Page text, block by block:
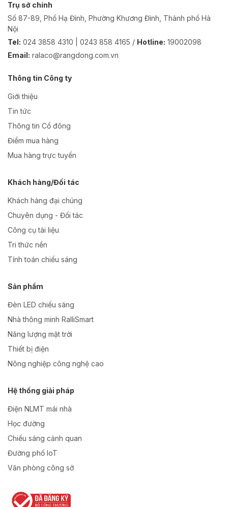
Trụ sở chính
Số 87-89, Phố Hạ Đình, Phường Khương Đình, Thành phố Hà
Nội
Tel: 024 3858 4310 | 0243 858 4165 / Hotline: 19002098
Email: ralaco@rangdong.com.vn
Thông tin Công ty
Giới thiệu
Tin tức
Thông tin Cổ đông
Điểm mua hàng
Mua hàng trực tuyến
Khách hàng/Đối tác
Khách hàng đại chúng
Chuyên dụng - Đối tác
Công cụ tài liệu
Tri thức nền
Tính toán chiếu sáng
Sản phẩm
Đèn LED chiếu sáng
Nhà thông minh RalliSmart
Năng lượng mặt trời
Thiết bị điện
Nông nghiệp công nghệ cao
Hệ thống giải pháp
Điện NLMT mái nhà
Học đường
Chiếu sáng cảnh quan
Đường phố IoT
Văn phòng công sở